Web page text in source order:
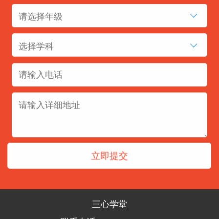
请选择年级
选择学科
三心学堂